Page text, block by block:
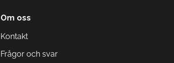
Om oss
Kontakt
Frågor och svar